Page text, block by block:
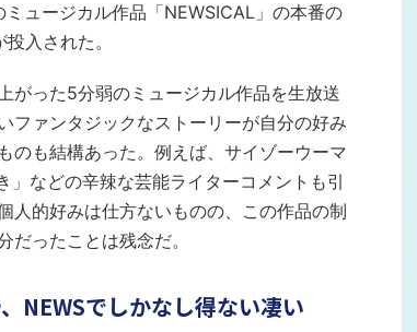
ュージカル作品「NEWSICAL」の本番の
入された。
がった5分弱のミュージカル作品を生放送
ファンタジックなストーリーが自分の好み
のも結構あった。例えば、サイゾーウーマ
」などの辛辣な芸能ライターコメントも引
人的好みは仕方ないものの、この作品の制
ったことは残念だ。
NEWSでしかなし得ない凄い